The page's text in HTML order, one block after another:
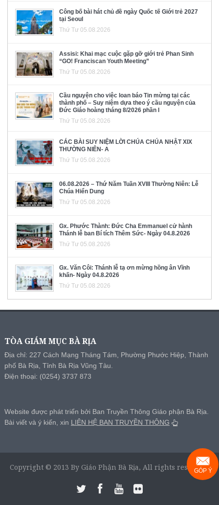
Công bố bài hát chủ đề ngày Quốc tế Giới trẻ 2027
tại Seoul
Thứ Tư 05.08.2026
Assisi: Khai mạc cuộc gặp gỡ giới trẻ Phan Sinh
“GO! Franciscan Youth Meeting”
Thứ Tư 05.08.2026
Cầu nguyện cho việc loan báo Tin mừng tại các
thành phố – Suy niệm dựa theo ý cầu nguyện của
Đức Giáo hoàng tháng 8/2026 phần I
Thứ Tư 05.08.2026
CÁC BÀI SUY NIỆM LỜI CHÚA CHÚA NHẬT XIX
THƯỜNG NIÊN- A
Thứ Tư 05.08.2026
06.08.2026 – Thứ Năm Tuần XVIII Thường Niên: Lễ
Chúa Hiển Dung
Thứ Tư 05.08.2026
Gx. Phước Thành: Đức Cha Emmanuel cử hành
Thánh lễ ban Bí tích Thêm Sức- Ngày 04.8.2026
Thứ Tư 05.08.2026
Gx. Văn Côi: Thánh lễ tạ ơn mừng hồng ân Vĩnh
khấn- Ngày 04.8.2026
Thứ Tư 05.08.2026
TÒA GIÁM MỤC BÀ RỊA
Địa chỉ: 227 Cách Mạng Tháng Tám, Phường Phước Hiệp, Thành
phố Bà Rịa, Tỉnh Bà Rịa Vũng Tàu.
Điện thoại: (0254) 3737 873
Website được phát triển bởi Ban Truyền Thông Giáo phận Bà Rịa.
Bài viết và ý kiến, xin LIÊN HỆ BAN TRUYỀN THÔNG
Copyright © 2013 By Giáo Phận Bà Rịa, All rights reserved.
GÓP Ý